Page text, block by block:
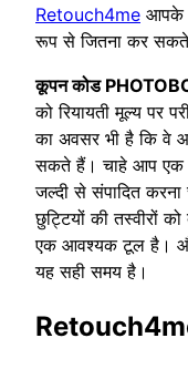
Retouch4me आपके
रूप से जितना कर सकते
कूपन कोड
को रियायती मूल्य पर
का अवसर भी है कि वे
सकते हैं। चाहे आप एक
जल्दी से संपादित करना
छुट्टियों की तस्वीरों को
एक आवश्यक टूल है।
यह सही समय है।